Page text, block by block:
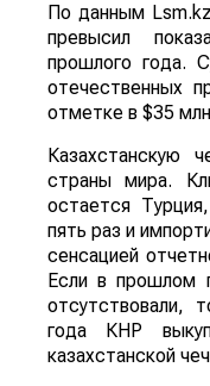
По данным
превысил
прошлого года.
отечественных
отметке в $35
Казахстанскую
страны мира.
остается
пять раз и
сенсацией
Если в прошлом
отсутствовали,
года КНР
казахстанской